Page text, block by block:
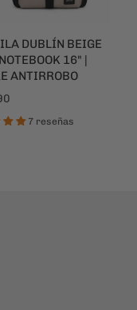
DUBLÍN BEIGE
16" |
ANTIRROBO
7 reseñas